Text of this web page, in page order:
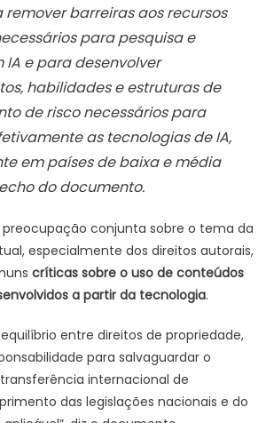
remover barreiras aos recursos
para pesquisa e
IA e para desenvolver
habilidades e estruturas de
de risco necessários para
as tecnologias de IA,
em países de baixa e média
do documento.
conjunta sobre o tema da
especialmente dos direitos autorais,
críticas sobre o uso de conteúdos
a partir da tecnologia.
entre direitos de propriedade,
para salvaguardar o
internacional de
das legislações nacionais e do